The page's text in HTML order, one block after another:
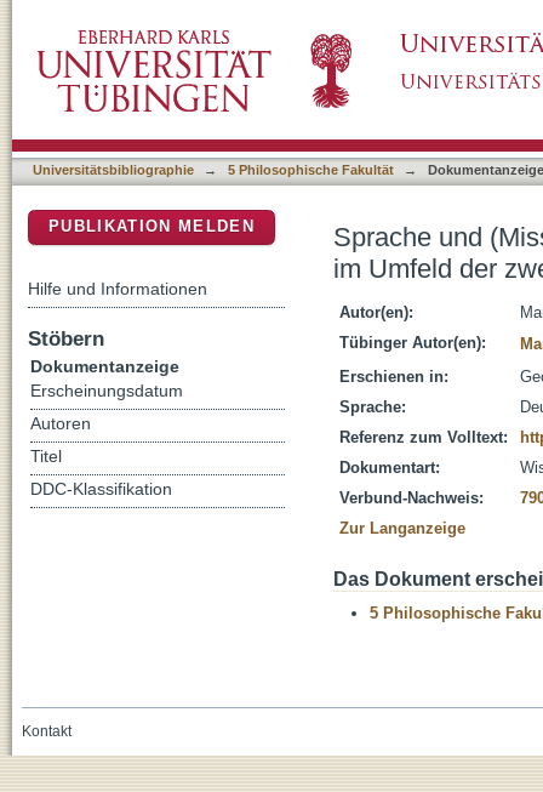
Cook-Expedition (1772-75)
Universitätsbibliographie → 5 Philosophische Fakultät → Dokumentanzeige
Sprache und
im Umfeld der
Autor(en):
Tübinger Autor(en):
Erschienen in:
Sprache:
Referenz zum Volltext:
Dokumentart:
Verbund-Nachweis:
Zur Langanzeige
Das Dokument
5 Philosophische
PUBLIKATION MELDEN
Hilfe und Informationen
Stöbern
Dokumentanzeige
Erscheinungsdatum
Autoren
Titel
DDC-Klassifikation
Kontakt